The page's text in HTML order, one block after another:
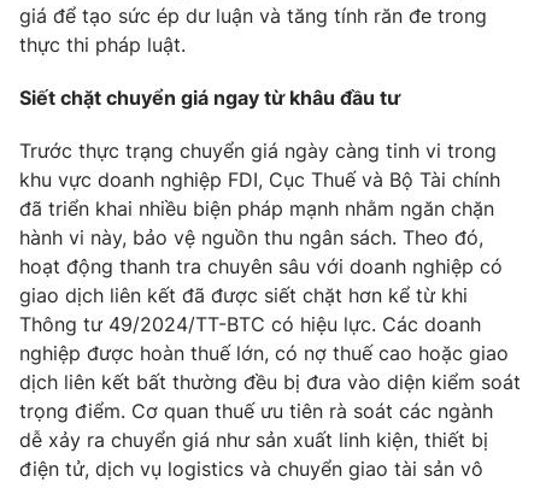
giá để tạo sức ép dư luận và tăng tính răn đe trong
thực thi pháp luật.
Siết chặt chuyển giá ngay từ khâu đầu tư
Trước thực trạng chuyển giá ngày càng tinh vi trong
khu vực doanh nghiệp FDI, Cục Thuế và Bộ Tài chính
đã triển khai nhiều biện pháp mạnh nhằm ngăn chặn
hành vi này, bảo vệ nguồn thu ngân sách. Theo đó,
hoạt động thanh tra chuyên sâu với doanh nghiệp có
giao dịch liên kết đã được siết chặt hơn kể từ khi
Thông tư 49/2024/TT-BTC có hiệu lực. Các doanh
nghiệp được hoàn thuế lớn, có nợ thuế cao hoặc giao
dịch liên kết bất thường đều bị đưa vào diện kiểm soát
trọng điểm. Cơ quan thuế ưu tiên rà soát các ngành
dễ xảy ra chuyển giá như sản xuất linh kiện, thiết bị
điện tử, dịch vụ logistics và chuyển giao tài sản vô